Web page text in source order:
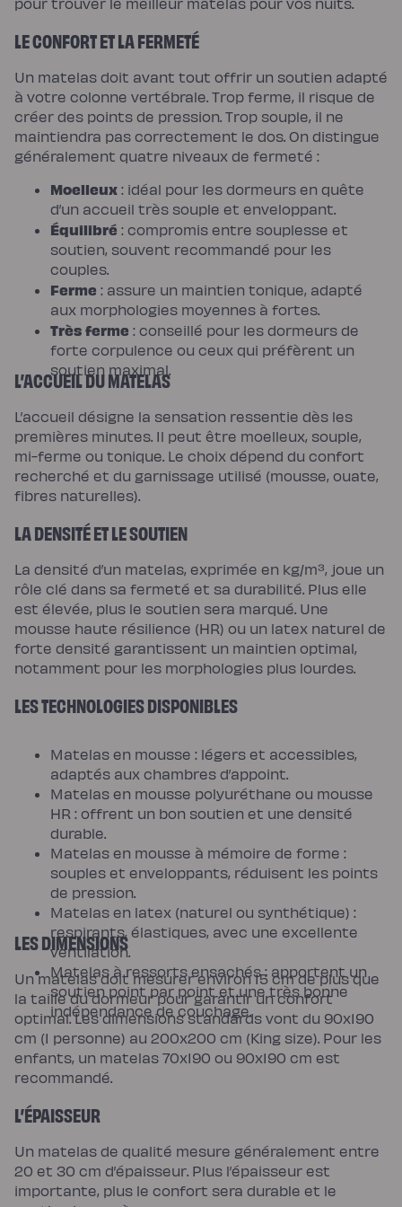
LE CONFORT ET LA FERMETÉ
Un matelas doit avant tout offrir un soutien adapté
à votre colonne vertébrale. Trop ferme, il risque de
créer des points de pression. Trop souple, il ne
maintiendra pas correctement le dos. On distingue
généralement quatre niveaux de fermeté :
Moelleux : idéal pour les dormeurs en quête
d’un accueil très souple et enveloppant.
Équilibré : compromis entre souplesse et
soutien, souvent recommandé pour les
couples.
Ferme : assure un maintien tonique, adapté
aux morphologies moyennes à fortes.
Très ferme : conseillé pour les dormeurs de
forte corpulence ou ceux qui préfèrent un
soutien maximal.
L’ACCUEIL DU MATELAS
L’accueil désigne la sensation ressentie dès les
premières minutes. Il peut être moelleux, souple,
mi-ferme ou tonique. Le choix dépend du confort
recherché et du garnissage utilisé (mousse, ouate,
fibres naturelles).
LA DENSITÉ ET LE SOUTIEN
La densité d’un matelas, exprimée en kg/m³, joue un
rôle clé dans sa fermeté et sa durabilité. Plus elle
est élevée, plus le soutien sera marqué. Une
mousse haute résilience (HR) ou un latex naturel de
forte densité garantissent un maintien optimal,
notamment pour les morphologies plus lourdes.
LES TECHNOLOGIES DISPONIBLES
Matelas en mousse : légers et accessibles,
adaptés aux chambres d’appoint.
Matelas en mousse polyuréthane ou mousse
HR : offrent un bon soutien et une densité
durable.
Matelas en mousse à mémoire de forme :
souples et enveloppants, réduisent les points
de pression.
Matelas en latex (naturel ou synthétique) :
respirants, élastiques, avec une excellente
ventilation.
Matelas à ressorts ensachés : apportent un
soutien point par point et une très bonne
indépendance de couchage.
LES DIMENSIONS
Un matelas doit mesurer environ 15 cm de plus que
la taille du dormeur pour garantir un confort
optimal. Les dimensions standards vont du 90x190
cm (1 personne) au 200x200 cm (King size). Pour les
enfants, un matelas 70x190 ou 90x190 cm est
recommandé.
L’ÉPAISSEUR
Un matelas de qualité mesure généralement entre
20 et 30 cm d’épaisseur. Plus l’épaisseur est
importante, plus le confort sera durable et le